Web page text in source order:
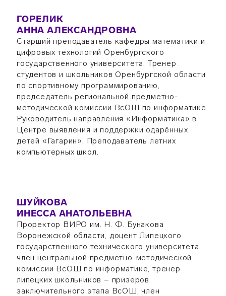
ГОРЕЛИК
АННА АЛЕКСАНДРОВНА
Старший преподаватель кафедры математики и
цифровых технологий Оренбургского
государственного университета. Тренер
студентов и школьников Оренбургской области
по спортивному программированию,
председатель региональной предметно-
методической комиссии ВсОШ по информатике.
Руководитель направления «Информатика» в
Центре выявления и поддержки одарённых
детей «Гагарин». Преподаватель летних
компьютерных школ.
ШУЙКОВА
ИНЕССА АНАТОЛЬЕВНА
Проректор ВИРО им. Н. Ф. Бунакова
Воронежской области, доцент Липецкого
государственного технического университета,
член центральной предметно-методической
комиссии ВсОШ по информатике, тренер
липецких школьников − призеров
заключительного этапа ВсОШ, член